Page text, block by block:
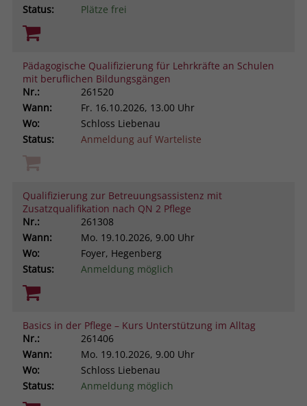
Status:
Plätze frei
Pädagogische Qualifizierung für Lehrkräfte an Schulen
mit beruflichen Bildungsgängen
Nr.:
261520
Wann:
Fr. 16.10.2026, 13.00 Uhr
Wo:
Schloss Liebenau
Status:
Anmeldung auf Warteliste
Qualifizierung zur Betreuungsassistenz mit
Zusatzqualifikation nach QN 2 Pflege
Nr.:
261308
Wann:
Mo. 19.10.2026, 9.00 Uhr
Wo:
Foyer, Hegenberg
Status:
Anmeldung möglich
Basics in der Pflege – Kurs Unterstützung im Alltag
Nr.:
261406
Wann:
Mo. 19.10.2026, 9.00 Uhr
Wo:
Schloss Liebenau
Status:
Anmeldung möglich